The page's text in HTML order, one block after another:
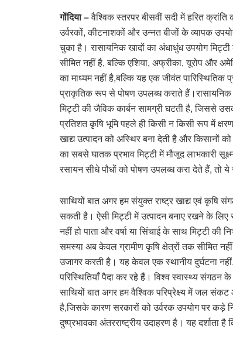
गोंदिया –वैश्विक स्तरपर बीसवीं सदी में हरित
उर्वरकों, कीटनाशकों और उन्नत बीजों के व्यापक
चुका है। रासायनिक खादों का अंधाधुंध उपयोग
सीमित नहीं है, बल्कि एशिया, अफ्रीका, यूरोप और
का माध्यम नहीं है,बल्कि यह एक जीवंत
प्राकृतिक रूप से पोषण उपलब्ध कराते
मिट्टी की जैविक कार्बन सामग्री घटती है, जिससे
प्रतिशत कृषि भूमि पहले ही किसी न किसी रूप में
खाद्य उत्पादन को अस्थिर बना देती है और किसानों
का सबसे घातक प्रभाव मिट्टी में मौजूद लाभकारी
रसायन सीधे पौधों को पोषण उपलब्ध करा देते हैं, तो ये
साथियों बात अगर हम संयुक्त राष्ट्र खाद्य एवं कृषि
सकती है। ऐसी मिट्टी में उत्पादन बनाए रखने के लिए
नहीं हो पाता और वर्षा या सिंचाई के साथ मिट्टी
समस्या अब केवल ग्रामीण कृषि क्षेत्रों तक सीमित
उजागर करती है। यह केवल एक स्थानीय दुर्घटना
परिस्थितियाँ पैदा कर रहे हैं। विश्व स्वास्थ्य संगठन
साथियों बात अगर हम वैश्विक परिप्रेक्ष्य में जल
है,जिसके कारण सरकारों को उर्वरक उपयोग पर कड़े
दुष्प्रभावका अंतरराष्ट्रीय उदाहरण है। यह